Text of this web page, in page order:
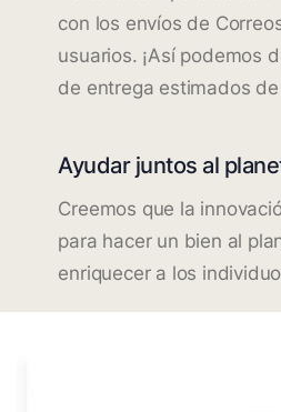
con los envíos de
usuarios. ¡Así podemos
de entrega estimados
Ayudar juntos al
Creemos que la
para hacer un bien al
enriquecer a los